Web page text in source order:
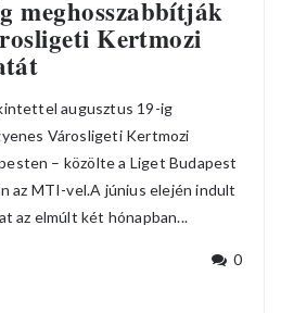
meghosszabbítják
Kertmozi
augusztus 19-ig
Városligeti Kertmozi
– közölte a Liget Budapest
az MTI-vel.A június elején indult
az elmúlt két hónapban...
0